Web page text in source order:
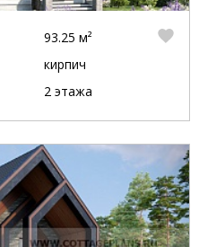
93.25 м²
кирпич
2 этажа